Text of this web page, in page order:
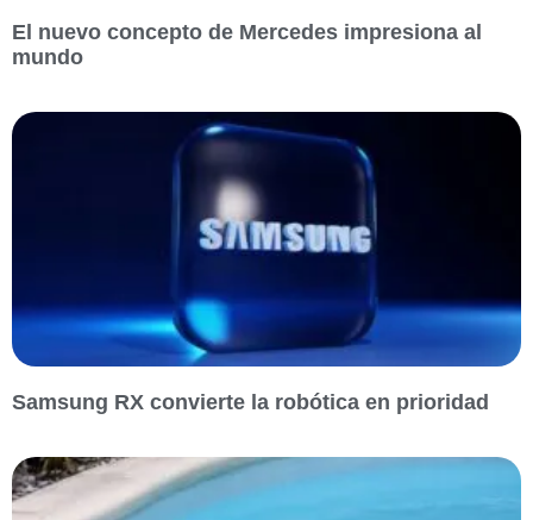
El nuevo concepto de Mercedes impresiona al
mundo
Samsung RX convierte la robótica en prioridad